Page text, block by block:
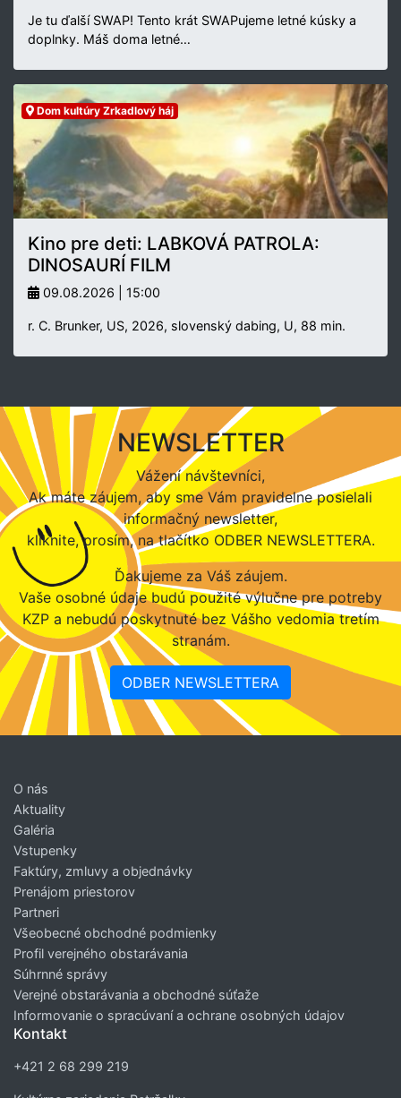
Je tu ďalší SWAP! Tento krát SWAPujeme letné kúsky a
doplnky. Máš doma letné…
Dom kultúry Zrkadlový háj
Kino pre deti: LABKOVÁ PATROLA:
DINOSAURÍ FILM
09.08.2026 | 15:00
r. C. Brunker, US, 2026, slovenský dabing, U, 88 min.
NEWSLETTER
Vážení návštevníci,
Ak máte záujem, aby sme Vám pravidelne posielali
informačný newsletter,
kliknite, prosím, na tlačítko ODBER NEWSLETTERA.
Ďakujeme za Váš záujem.
Vaše osobné údaje budú použité výlučne pre potreby
KZP a nebudú poskytnuté bez Vášho vedomia tretím
stranám.
ODBER NEWSLETTERA
O nás
Aktuality
Galéria
Vstupenky
Faktúry, zmluvy a objednávky
Prenájom priestorov
Partneri
Všeobecné obchodné podmienky
Profil verejného obstarávania
Súhrnné správy
Verejné obstarávania a obchodné súťaže
Informovanie o spracúvaní a ochrane osobných údajov
Kontakt
+421 2 68 299 219